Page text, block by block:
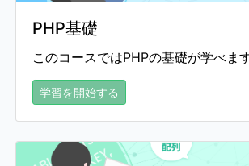
PHP基礎
このコースではPHPの基礎が学べます
学習を開始する